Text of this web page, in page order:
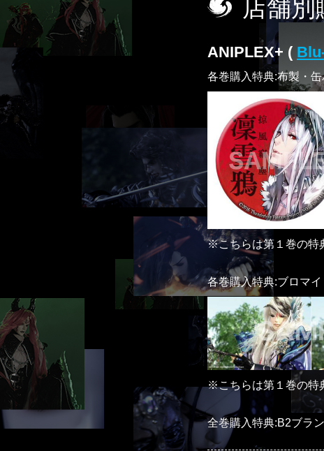
店舗別
ANIPLEX+ (
各巻購入特典:布製・
※こちらは第１巻の特
各巻購入特典:ブロマイ
※こちらは第１巻の特
全巻購入特典:B2ブラ